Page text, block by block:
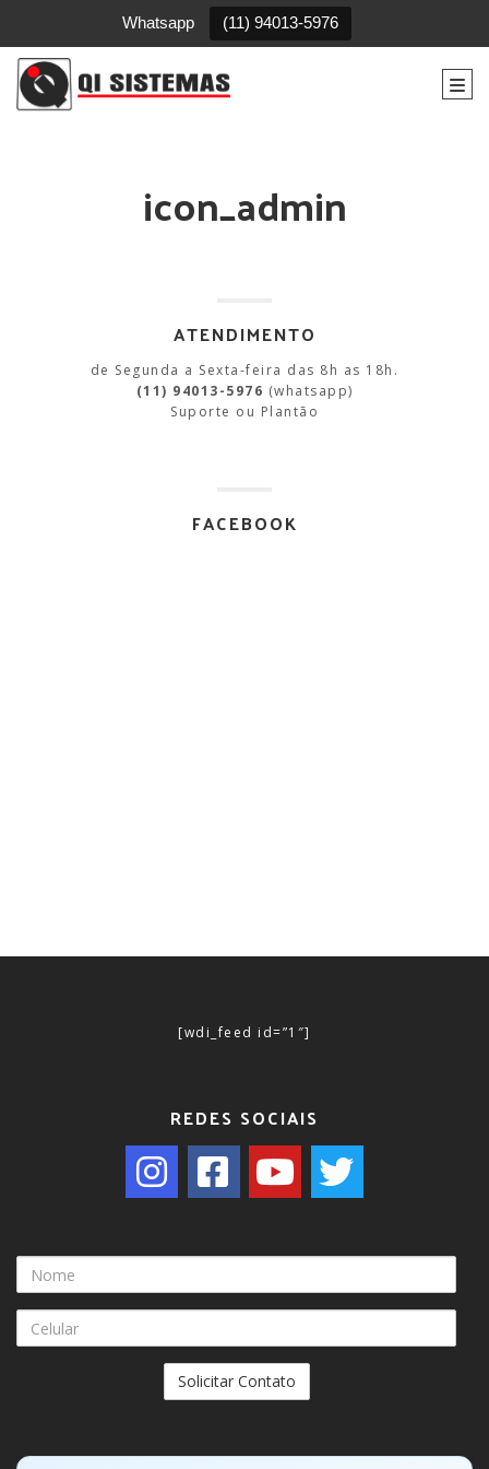
Whatsapp (11) 94013-5976
icon_admin
ATENDIMENTO
de Segunda a Sexta-feira das 8h as 18h.
(11) 94013-5976 (whatsapp)
Suporte ou Plantão
FACEBOOK
[wdi_feed id=”1″]
REDES SOCIAIS